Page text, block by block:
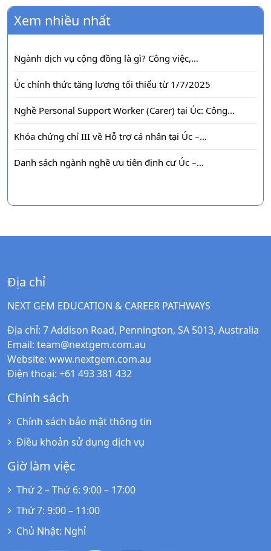
Xem nhiều nhất
Ngành dịch vụ cộng đồng là gì? Công việc,…
Úc chính thức tăng lương tối thiểu từ 1/7/2025
Nghề Personal Support Worker (Carer) tại Úc: Công…
Khóa chứng chỉ III về Hỗ trợ cá nhân tại Úc –…
Danh sách ngành nghề ưu tiên định cư Úc –…
Địa chỉ
NEXT GEM EDUCATION & CAREER PATHWAYS
Địa chỉ: 7 Addison Road, Pennington, SA 5013, Australia
Email: team@nextgem.com.au
Website: www.nextgem.com.au
Điện thoại: +61 493 381 432
Chính sách
Chính sách bảo mật thông tin
Điều khoản sử dụng dịch vụ
Giờ làm việc
Thứ 2 – Thứ 6: 9:00 – 17:00
Thứ 7: 9:00 – 11:00
Chủ Nhật: Nghỉ